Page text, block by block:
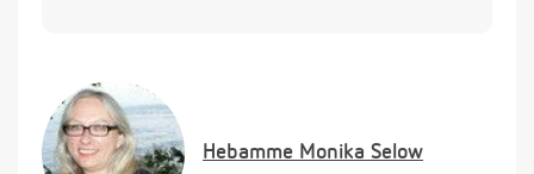
kleinen Tropfen Blut in der Unterhose der mich
beunruhigt hat. Die Fruchhülle war 1,4 cm groß und
leer bis zur 7 ssw dann konnte man einen
Dottersack und einen Punkt mit Herzschlag sehen.
Hebamme Monika Selow